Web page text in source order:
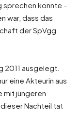
sprechen konnte –
war, dass das
der SpVgg
2011 ausgelegt.
eine Akteurin aus
mit jüngeren
Nachteil tat